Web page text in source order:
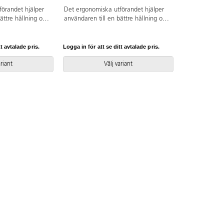
hjälper
hållning och
att rengöra.
stativ
25 cm.
27 cm.
avtalade pris.
Det ergonomiska utförandet hjälper
användaren till en bättre hållning och
man vänder den. Lätt att rengöra.
Skal i polyuretan. Svartlackerat stativ
RAL 9005. Mått: Sitthöjd 33 cm.
Sitsbredd 38 cm. Sitsdjup 34 cm.
Logga in för att se ditt avtalade pris.
Välj variant